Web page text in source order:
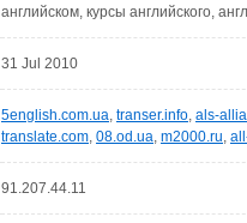
английском, курсы английского,
31 Jul 2010
5english.com.ua, transer.info, als-
translate.com, 08.od.ua, m2000.ru,
91.207.44.11